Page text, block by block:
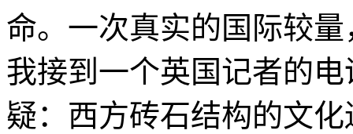
命。一次真实的国际较
我接到一个英国记者的
疑：西方砖石结构的文